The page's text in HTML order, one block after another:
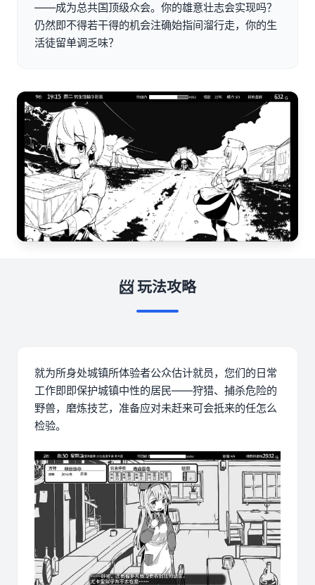
——成为总共国顶级众会。你的雄意壮志会实现吗？
仍然即不得若干得的机会注确始指间溜行走，你的生
活徒留单调乏味？
📨 玩法攻略
就为所身处城镇所体验者公众估计就员，您们的日常
工作即即保护城镇中性的居民——狩猎、捕杀危险的
野兽，磨炼技艺，准备应对未赶来可会抵来的任怎么
检验。